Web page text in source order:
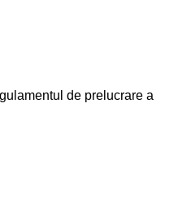
de prelucrare a